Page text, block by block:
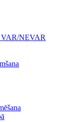
VAR/NEVAR